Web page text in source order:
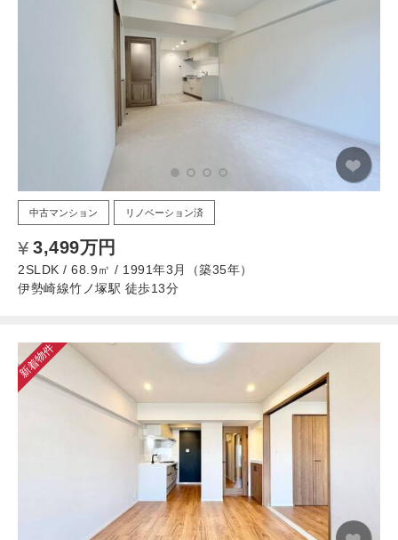
中古マンション リノベーション済
3,499万円
2SLDK / 68.9㎡ / 1991年3月（築35年）
伊勢崎線竹ノ塚駅 徒歩13分
新着物件